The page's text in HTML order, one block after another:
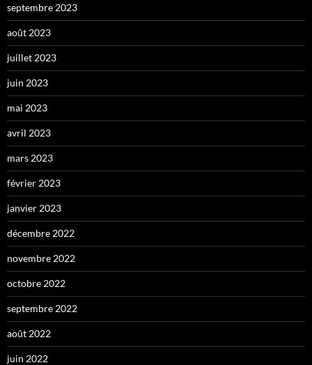
septembre 2023
août 2023
juillet 2023
juin 2023
mai 2023
avril 2023
mars 2023
février 2023
janvier 2023
décembre 2022
novembre 2022
octobre 2022
septembre 2022
août 2022
juin 2022